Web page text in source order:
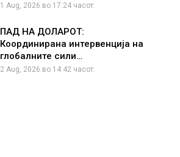
1 Aug, 2026 во 17:24 часот.
ПАД НА ДОЛАРОТ:
Координирана интервенција на
глобалните сили…
2 Aug, 2026 во 14:42 часот.